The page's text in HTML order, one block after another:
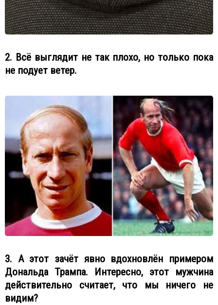
2. Всё выглядит не так плохо, но только пока
не подует ветер.
3. А этот зачёт явно вдохновлён примером
Дональда Трампа. Интересно, этот мужчина
действительно считает, что мы ничего не
видим?